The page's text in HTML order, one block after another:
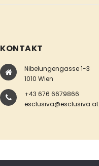
KONTAKT
Nibelungengasse 1-3
1010 Wien
+43 676 6679866
esclusiva@esclusiva.at